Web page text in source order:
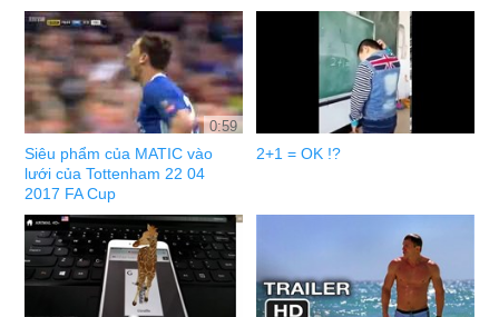
0:59
Siêu phẩm của MATIC vào
lưới của Tottenham 22 04
2017 FA Cup
2+1 = OK !?